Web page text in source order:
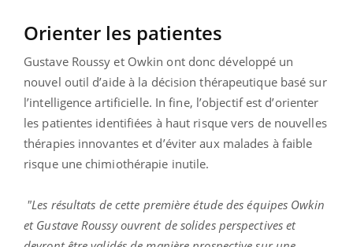
Orienter les patientes
Gustave Roussy et Owkin ont donc développé un
nouvel outil d’aide à la décision thérapeutique basé sur
l’intelligence artificielle. In fine, l’objectif est d’orienter
les patientes identifiées à haut risque vers de nouvelles
thérapies innovantes et d’éviter aux malades à faible
risque une chimiothérapie inutile.
"Les résultats de cette première étude des équipes Owkin
et Gustave Roussy ouvrent de solides perspectives et